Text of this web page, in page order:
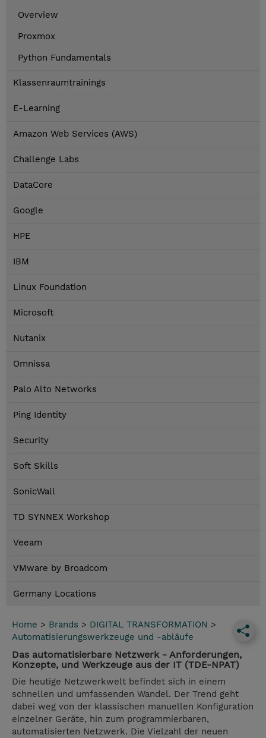
Overview
Proxmox
Python Fundamentals
Klassenraumtrainings
E-Learning
Amazon Web Services (AWS)
Challenge Labs
DataCore
Google
HPE
IBM
Linux Foundation
Microsoft
Nutanix
Omnissa
Palo Alto Networks
Ping Identity
Security
Soft Skills
SonicWall
TD SYNNEX Workshop
Veeam
VMware by Broadcom
Germany Locations
Home > Brands > DIGITAL TRANSFORMATION >
Automatisierungswerkzeuge und -abläufe
Das automatisierbare Netzwerk - Anforderungen,
Konzepte, und Werkzeuge aus der IT (TDE-NPAT)
Die heutige Netzwerkwelt befindet sich in einem
schnellen und umfassenden Wandel. Der Trend geht
dabei weg von der klassischen manuellen Konfiguration
einzelner Geräte, hin zum programmierbaren,
automatisierten Netzwerk. Die Vielzahl der neuen